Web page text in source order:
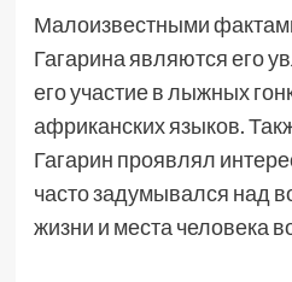
Малоизвестными
Гагарина являются его
его участие в лыжных
африканских языков.
Гагарин проявлял
часто задумывался над
жизни и места человека